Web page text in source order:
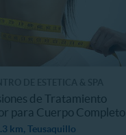
de Tratamiento
para Cuerpo Completo
km, Teusaquillo